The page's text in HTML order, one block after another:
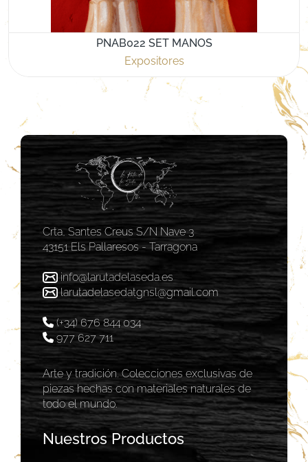
PNAB022 SET MANOS
Expositores
Crta, Santes Creus S/N Nave 3
43151 Els Pallaresos - Tarragona
info@larutadelaseda.es
larutadelasedatgnsl@gmail.com
(+34) 676 844 034
977 627 711
Arte y tradición. Colecciones exclusivas de
piezas hechas con materiales naturales de
todo el mundo.
Nuestros Productos